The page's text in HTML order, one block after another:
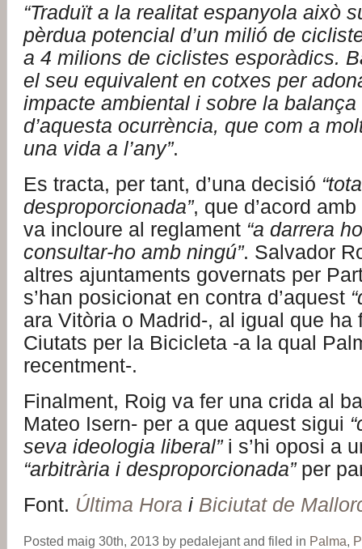
“Traduït a la realitat espanyola això
pèrdua potencial d’un milió de
a 4 milions de ciclistes esporàdics.
el seu equivalent en cotxes per
impacte ambiental i sobre la
d’aquesta ocurrència, que com a
una vida a l’any”.
Es tracta, per tant, d’una decisió
desproporcionada”, que d’acord
va incloure al reglament “a darrera
consultar-ho amb ningú”. Salvador
altres ajuntaments governats per
s’han posicionat en contra d’aquest
ara Vitòria o Madrid-, al igual que ha
Ciutats per la Bicicleta -a la qual
recentment-.
Finalment, Roig va fer una crida al
Mateo Isern- per a que aquest sigui
seva ideologia liberal”i s’hi oposi a
“arbitrària i desproporcionada”per
Font. Última Hora i Biciutat de
Posted maig 30th, 2013 by pedalejant and filed in Palma